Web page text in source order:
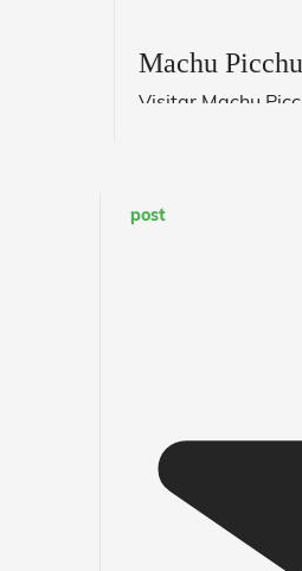
Machu
Visitar Machu
post